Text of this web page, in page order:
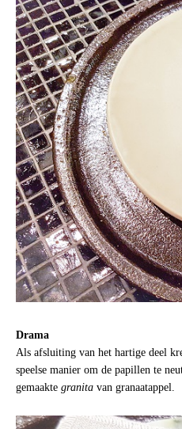
Drama
Als afsluiting van het hartige deel
speelse manier om de papillen te
gemaakte granita van granaatappel.